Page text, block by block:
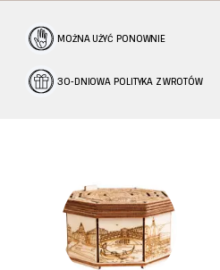
MOŻNA UŻYĆ PONOWNIE
30-DNIOWA POLITYKA ZWROTÓW